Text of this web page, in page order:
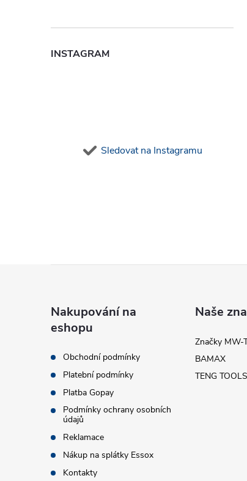
INSTAGRAM
Sledovat na Instagramu
Nakupování na
eshopu
Obchodní podmínky
Platební podmínky
Platba Gopay
Podmínky ochrany osobních
údajů
Reklamace
Nákup na splátky Essox
Kontakty
Naše
Značky MW-
BAMAX
TENG TOOLS